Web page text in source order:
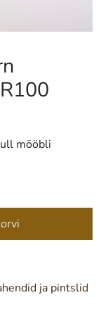
mööbli
ja pintslid